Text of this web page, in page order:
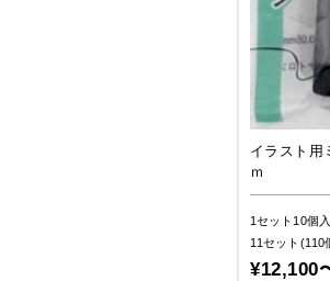
イラスト
ｍ
1セット10個入
11セット(110
¥12,100